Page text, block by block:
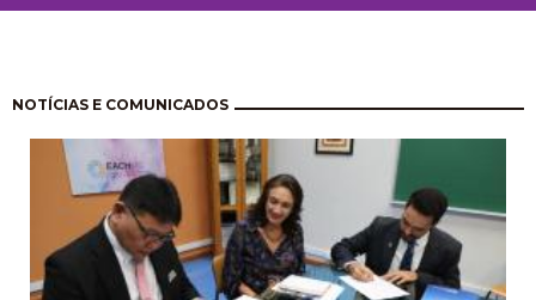
NOTÍCIAS E COMUNICADOS
Paginación